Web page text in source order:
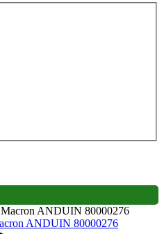
ANDUIN 80000276